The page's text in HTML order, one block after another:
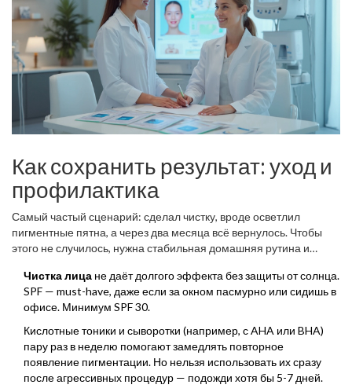
Как сохранить результат: уход и
профилактика
Самый частый сценарий: сделал чистку, вроде осветлил
пигментные пятна, а через два месяца всё вернулось. Чтобы
этого не случилось, нужна стабильная домашняя рутина и
Чистка лица не даёт долгого эффекта без защиты от солнца.
SPF — must-have, даже если за окном пасмурно или сидишь в
офисе. Минимум SPF 30.
Кислотные тоники и сыворотки (например, с AHA или BHA)
пару раз в неделю помогают замедлять повторное
появление пигментации. Но нельзя использовать их сразу
после агрессивных процедур — подожди хотя бы 5-7 дней.